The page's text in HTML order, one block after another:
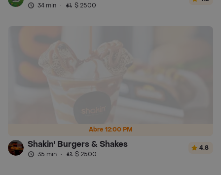
34 min · $ 2500
Abre 12:00 PM
Shakin' Burgers & Shakes
35 min · $ 2500
4.8